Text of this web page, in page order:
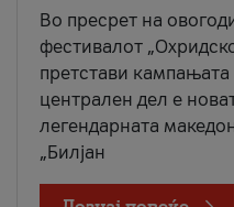
Во пресрет на
фестивалот
претстави кампањата
централен дел е
легендарната
„Билјан